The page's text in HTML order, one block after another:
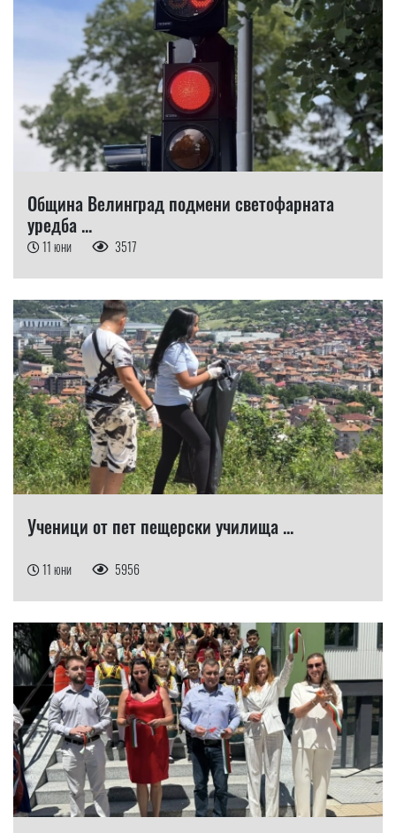
Община Велинград подмени светофарната
уредба ...
11 юни 3517
Ученици от пет пещерски училища ...
11 юни 5956